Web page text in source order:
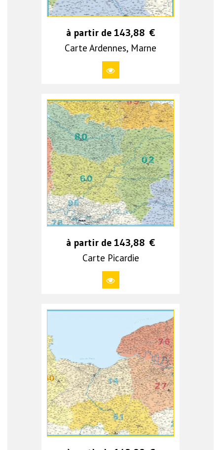
à partir de 143,88 €
Carte Ardennes, Marne
à partir de 143,88 €
Carte Picardie